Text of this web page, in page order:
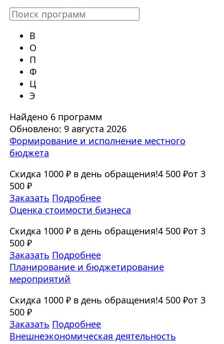
В
О
П
Ф
Ц
Э
Найдено 6 программ
Обновлено: 9 августа 2026
Формирование и исполнение местного
бюджета
Скидка 1000 ₽ в день обращения!4 500 ₽от 3
500 ₽
Заказать Подробнее
Оценка стоимости бизнеса
Скидка 1000 ₽ в день обращения!4 500 ₽от 3
500 ₽
Заказать Подробнее
Планирование и бюджетирование
мероприятий
Скидка 1000 ₽ в день обращения!4 500 ₽от 3
500 ₽
Заказать Подробнее
Внешнеэкономическая деятельность